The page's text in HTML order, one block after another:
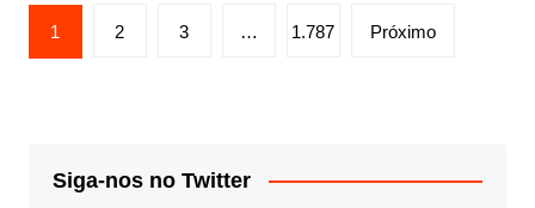
Paginação
de
1 2 3 … 1.787 Próximo
Siga-nos no Twitter